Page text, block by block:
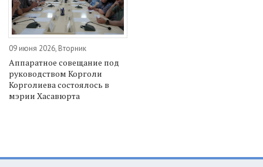
09 июня 2026, Вторник
Аппаратное совещание под
руководством Корголи
Корголиева состоялось в
мэрии Хасавюрта